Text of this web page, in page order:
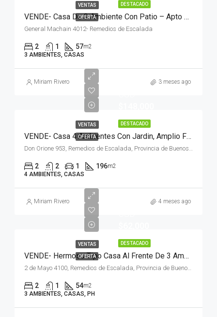
DESTACADO
VENTAS
OFERTA VENDE- Casa De 3 Ambiente Con Patio – Apto Credito
General Machain 4012- Remedios de Escalada
2 1 57m2
3 AMBIENTES, CASAS
Miriam Rivero 3 meses ago
DESTACADO
VENTAS
OFERTA VENDE- Casa 4 Ambientes Con Jardin, Amplio Fondo, Parrilla, Cochera Sobre Lote De 8,66 X 60 M.
Don Orione 953, Remedios de Escalada, Provincia de Buenos Aires, Argentina
2 2 1 196m2
4 AMBIENTES, CASAS
Miriam Rivero 4 meses ago
DESTACADO
VENTAS
OFERTA VENDE- Hermoso Tipo Casa Al Frente De 3 Ambientes Con Terraza – Impecable!
2 de Mayo 4100, Remedios de Escalada, Provincia de Buenos Aires, Argentina
2 1 54m2
3 AMBIENTES, CASAS, PH